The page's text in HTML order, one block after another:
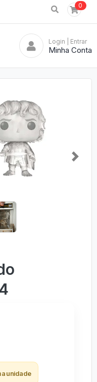
0
Login | Entrar
Minha Conta